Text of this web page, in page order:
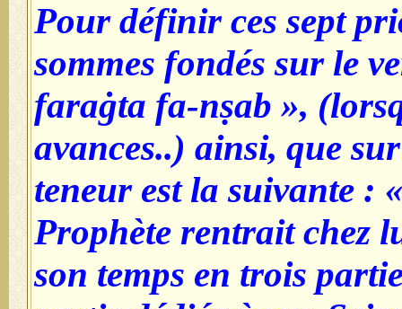
Pour définir ces sept
sommes fondés sur le
faraġta fa-nṣab »,
avances..) ainsi, que
teneur est la suivante :
Prophète rentrait chez
son temps en trois